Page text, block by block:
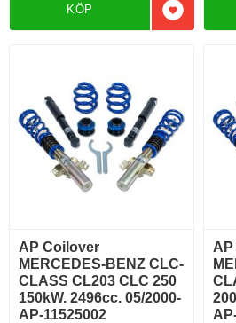
Lägg till i
KÖP
AP Coilover
MERCEDES-BENZ CLC-
CLASS CL203 CLC 250
150kW. 2496cc. 05/2000-
AP-11525002